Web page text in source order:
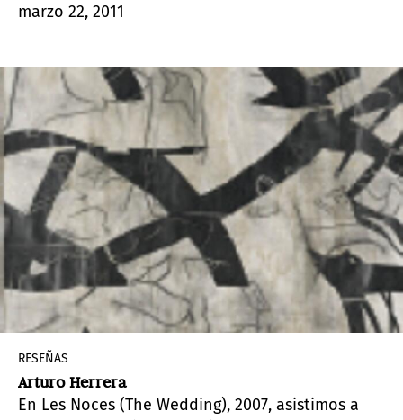
del ojo omnímodo de Leo Matiz (Aracataca,
marzo 22, 2011
RESEÑAS
Arturo Herrera
En Les Noces (The Wedding), 2007, asistimos a